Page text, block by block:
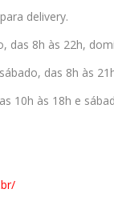
delivery.
das 8h às 22h,
das 8h às
10h às 18h e
br/